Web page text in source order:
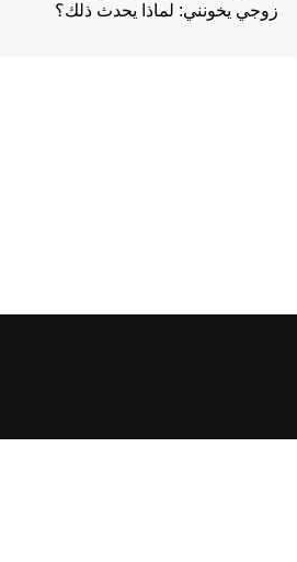
زوجي يخونني: لماذا يحدث ذلك؟